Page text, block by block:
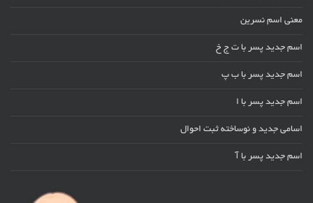
معنی اسم نسرین
اسم جدید پسر با ت ج خ
اسم جدید پسر با ب پ
اسم جدید پسر با ا
اسامی جدید و نوساخته ثبت احوال
اسم جدید پسر با آ